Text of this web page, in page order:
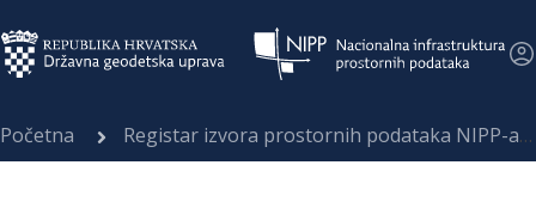
Početna Registar izvora prostornih podataka NIPP-a